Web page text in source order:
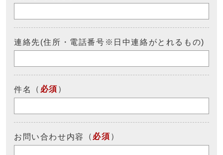
連絡先(住所・電話番号※日中連絡がとれるもの)
件名 （ 必須 ）
お問い合わせ内容 （ 必須 ）